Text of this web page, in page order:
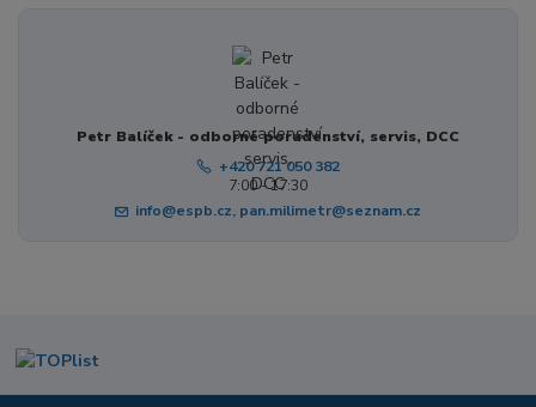
Petr Balíček - odborné poradenství, servis, DCC
+420 721 050 382
7:00 - 17:30
info@espb.cz, pan.milimetr@seznam.cz